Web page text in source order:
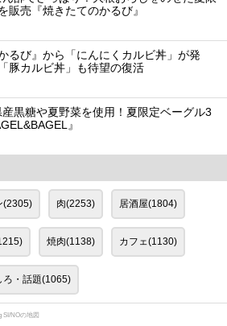
販売『焼きたてのかるび』
るび』から「にんにくカルビ丼」が発
豚カルビ丼」も待望の復活
黒糖や夏野菜を使用！夏限定ベーグル3
』
(2305) 肉(2253) 居酒屋(1804)
焼肉(1138) カフェ(1130)
ろ・話題(1065)
SI/NOの地図